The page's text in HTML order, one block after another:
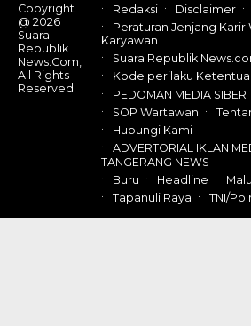
Copyright
@ 2026
Suara
Republik
News.Com,
All Rights
Reserved
Redaksi Disclaimer
Peraturan Jenjang Karir
Karyawan
Suara Republik
Kode perilaku
PEDOMAN MEDIA SIBER
SOP Wartawan
Hubungi Kami
ADVERTORIAL IKLAN
TANGERANG NEWS
Buru
Headline
Tapanuli Raya
TNI/